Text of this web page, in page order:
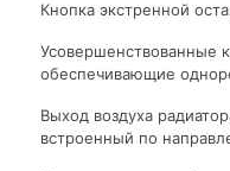
Кнопка экстренной
Усовершенствованные
обеспечивающие
Выход воздуха
встроенный по